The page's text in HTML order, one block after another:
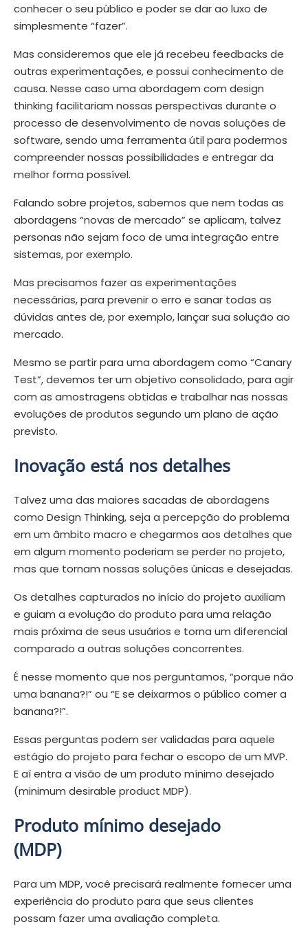
conhecer o seu público e poder se dar ao luxo de
simplesmente “fazer”.
Mas consideremos que ele já recebeu feedbacks de
outras experimentações, e possui conhecimento de
causa. Nesse caso uma abordagem com design
thinking facilitariam nossas perspectivas durante o
processo de desenvolvimento de novas soluções de
software, sendo uma ferramenta útil para podermos
compreender nossas possibilidades e entregar da
melhor forma possível.
Falando sobre projetos, sabemos que nem todas as
abordagens “novas de mercado” se aplicam, talvez
personas não sejam foco de uma integração entre
sistemas, por exemplo.
Mas precisamos fazer as experimentações
necessárias, para prevenir o erro e sanar todas as
dúvidas antes de, por exemplo, lançar sua solução ao
mercado.
Mesmo se partir para uma abordagem como “Canary
Test”, devemos ter um objetivo consolidado, para agir
com as amostragens obtidas e trabalhar nas nossas
evoluções de produtos segundo um plano de ação
previsto.
Inovação está nos detalhes
Talvez uma das maiores sacadas de abordagens
como Design Thinking, seja a percepção do problema
em um âmbito macro e chegarmos aos detalhes que
em algum momento poderiam se perder no projeto,
mas que tornam nossas soluções únicas e desejadas.
Os detalhes capturados no início do projeto auxiliam
e guiam a evolução do produto para uma relação
mais próxima de seus usuários e torna um diferencial
comparado a outras soluções concorrentes.
É nesse momento que nos perguntamos, “porque não
uma banana?!” ou “E se deixarmos o público comer a
banana?!”.
Essas perguntas podem ser validadas para aquele
estágio do projeto para fechar o escopo de um MVP.
E aí entra a visão de um produto mínimo desejado
(minimum desirable product MDP).
Produto mínimo desejado
(MDP)
Para um MDP, você precisará realmente fornecer uma
experiência do produto para que seus clientes
possam fazer uma avaliação completa.